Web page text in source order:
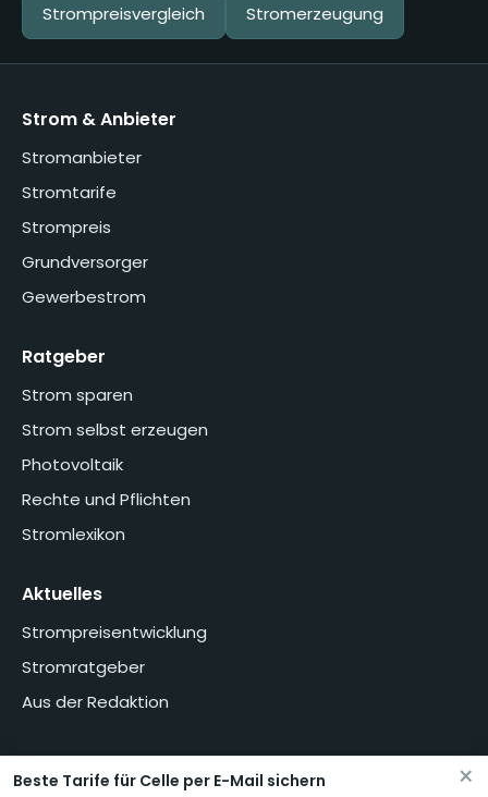
Strompreisvergleich Stromerzeugung
Strom & Anbieter
Stromanbieter
Stromtarife
Strompreis
Grundversorger
Gewerbestrom
Ratgeber
Strom sparen
Strom selbst erzeugen
Photovoltaik
Rechte und Pflichten
Stromlexikon
Aktuelles
Strompreisentwicklung
Stromratgeber
Aus der Redaktion
×
Beste Tarife für Celle per E-Mail sichern